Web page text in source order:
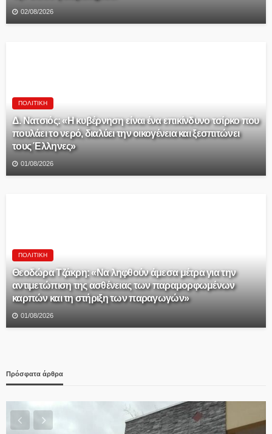
02/08/2026
ΠΟΛΙΤΙΚΉ
Δ. Νατσιός: «Η κυβέρνηση είναι ένα επικίνδυνο τσίρκο που
πουλάει το νερό, διαλύει την οικογένεια και ξεσπιτώνει
τους Έλληνες»
01/08/2026
ΠΟΛΙΤΙΚΉ
Θεοδώρα Τζάκρη: «Να ληφθούν άμεσα μέτρα για την
αντιμετώπιση της ασθένειας των παραμορφωμένων
καρπών και τη στήριξη των παραγωγών»
01/08/2026
Πρόσφατα άρθρα